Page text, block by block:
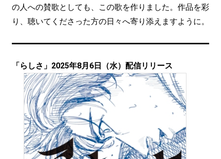
の人への賛歌としても、この歌を作りました。作品を彩
り、聴いてくださった方の日々へ寄り添えますように。
「らしさ」2025年8月6日（水）配信リリース